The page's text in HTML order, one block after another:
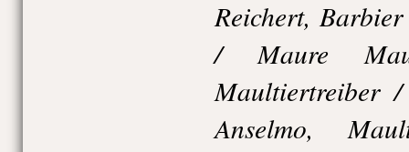
Reichert,
/ Maure
Maultiertreiber
Anselmo,